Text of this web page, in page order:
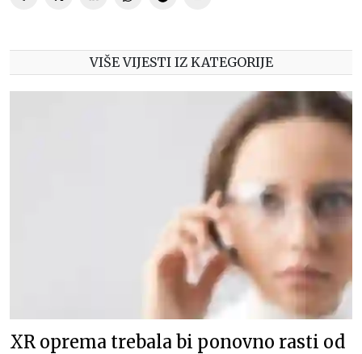
VIŠE VIJESTI IZ KATEGORIJE
XR oprema trebala bi ponovno rasti od